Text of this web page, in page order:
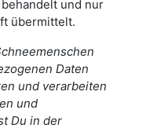
und nur
übermittelt.
Daten
und verarbeiten
und
Du in der